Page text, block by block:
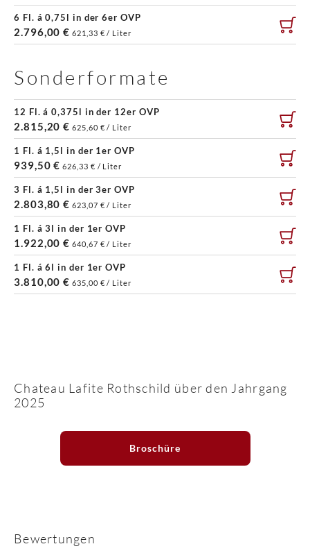
6 Fl. á 0,75l in der 6er OVP
2.796,00 € 621,33 € / Liter
Sonderformate
12 Fl. á 0,375l in der 12er OVP
2.815,20 € 625,60 € / Liter
1 Fl. á 1,5l in der 1er OVP
939,50 € 626,33 € / Liter
3 Fl. á 1,5l in der 3er OVP
2.803,80 € 623,07 € / Liter
1 Fl. á 3l in der 1er OVP
1.922,00 € 640,67 € / Liter
1 Fl. á 6l in der 1er OVP
3.810,00 € 635,00 € / Liter
Chateau Lafite Rothschild über den Jahrgang
2025
Broschüre
Bewertungen